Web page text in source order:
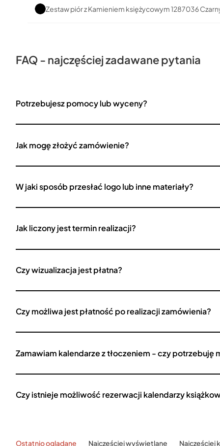
Zestaw piór z Kamieniem księżycowym 1287036
FAQ - najczęściej zadawane pytania
Potrzebujesz pomocy lub wyceny?
Jak mogę złożyć zamówienie?
W jaki sposób przesłać logo lub inne materiały?
Jak liczony jest termin realizacji?
Czy wizualizacja jest płatna?
Czy możliwa jest płatność po realizacji zamówienia?
Zamawiam kalendarze z tłoczeniem - czy potrzebuję
Czy istnieje możliwość rezerwacji kalendarzy
Ostatnio oglądane Najczęściej wyświetlane Najczęściej